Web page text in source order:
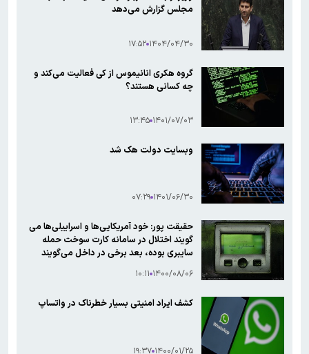
مجلس گزارش می‌دهد
۱۴۰۴/۰۴/۳۰ ۱۷:۵۲
گروه هکری انانیموس از کی فعالیت می‌کند و
چه کسانی هستند؟
۱۴۰۱/۰۷/۰۳ ۱۳:۴۵
وبسایت دولت هک شد
۱۴۰۱/۰۶/۳۰ ۰۷:۲۹
حقیقت پور: خود آمریکایی‌ها و اسراییلی‌ها می
گویند اختلال در سامانه کارت سوخت حمله
سایبری بوده، بعد برخی در داخل می‌گویند
۱۴۰۰/۰۸/۰۶ ۱۰:۱۱
کشف ایراد امنیتی بسیار خطرناک در واتساپ
۱۴۰۰/۰۱/۲۵ ۱۹:۳۷